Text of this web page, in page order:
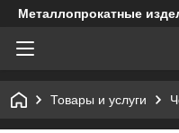
Металлопрокатные
Товары и услуги